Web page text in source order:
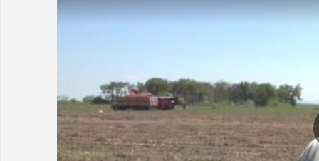
metin
alanlar için
Üçüncü Parti